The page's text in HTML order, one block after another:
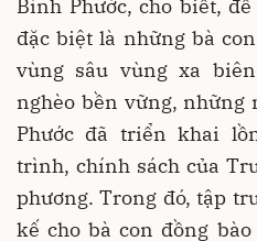
Bình Phước, cho biết,
đặc biệt là những bà
vùng sâu vùng xa
nghèo bền vững,
Phước đã triển khai
trình, chính sách của
phương. Trong đó, tập
kế cho bà con đồng